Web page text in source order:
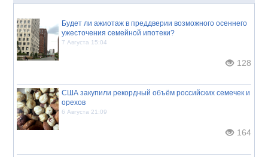
Будет ли ажиотаж в преддверии возможного осеннего
ужесточения семейной ипотеки?
7 Августа 15:04
128
США закупили рекордный объём российских семечек и
орехов
6 Августа 21:09
164